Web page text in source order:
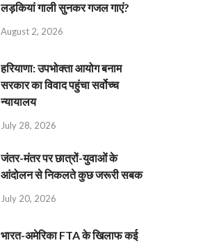
लड़कियां गाली सुनकर गजल गाएं?
August 2, 2026
हरियाणा: उपभोक्ता आयोग बनाम
सरकार का विवाद पहुंचा सर्वोच्च
न्यायालय
July 28, 2026
जंतर-मंतर पर छात्रों-युवाओं के
आंदोलन से निकलते कुछ जरूरी सबक
July 20, 2026
भारत-अमेरिका FTA के खिलाफ कई